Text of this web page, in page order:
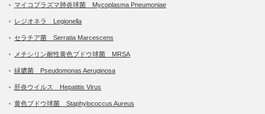
マイコプラズマ肺炎球菌 Mycoplasma Pneumoniae
レジオネラ Legionella
セラチア菌 Serratia Marcescens
メチシリン耐性黄色ブドウ球菌 MRSA
緑膿菌 Pseudomonas Aeruginosa
肝炎ウイルス Hepatitis Virus
黄色ブドウ球菌 Staphylococcus Aureus